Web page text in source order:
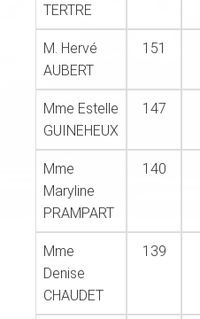
TERTRE
M. Hervé
AUBERT
151
Mme Estelle
GUINEHEUX
147
Mme
Maryline
PRAMPART
140
Mme
Denise
CHAUDET
139